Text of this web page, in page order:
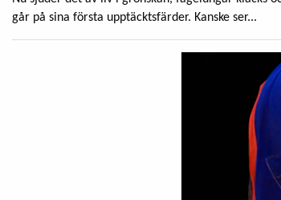
går på sina första upptäcktsfärder. Kanske ser...